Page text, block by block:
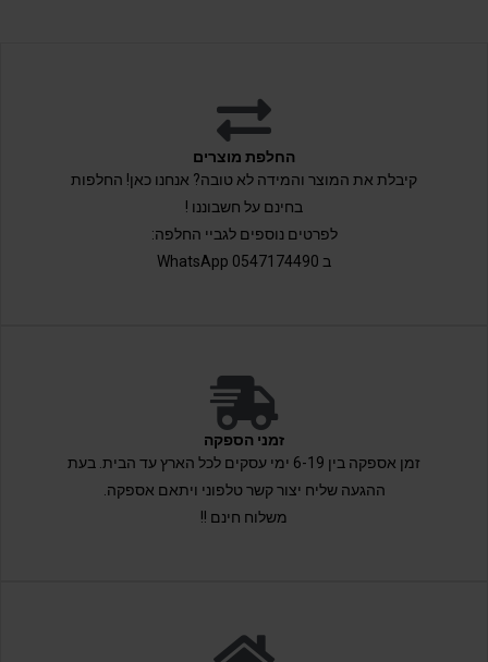
החלפת מוצרים
קיבלת את המוצר והמידה לא טובה? אנחנו כאן! החלפות
בחינם על חשבוננו !
לפרטים נוספים לגביי החלפה:
ב 0547174490 WhatsApp
זמני הספקה
זמן אספקה בין 6-19 ימי עסקים לכל הארץ עד הבית. בעת
ההגעה שליח יצור קשר טלפוני ויתאם אספקה.
משלוח חינם !!